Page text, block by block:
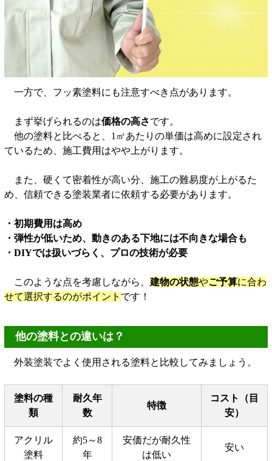
一方で、フッ素塗料にも注意すべき点があります。
まず挙げられるのは価格の高さです。
他の塗料と比べると、1㎡あたりの単価は高めに設定され
ているため、施工費用はやや上がります。
また、硬くて密着性が高い分、施工の難易度が上がるた
め、信頼できる塗装業者に依頼する必要があります。
・初期費用は高め
・弾性が低いため、動きのある下地には不向きな場合も
・DIYでは扱いづらく、プロの技術が必要
このような点を考慮しながら、 建物の状態やご予算に合わ
せて選択するのがポイント です！
他の塗料との違いは？
外装塗装でよく使用される塗料と比較してみましょう。
塗料の種
類
耐久年
数
特徴
コスト（目
安）
アクリル
塗料
約5～8
年
安価だが耐久性
は低い
安い